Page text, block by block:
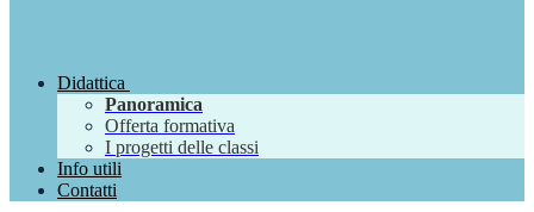
Didattica
Panoramica
Offerta formativa
I progetti delle classi
Info utili
Contatti